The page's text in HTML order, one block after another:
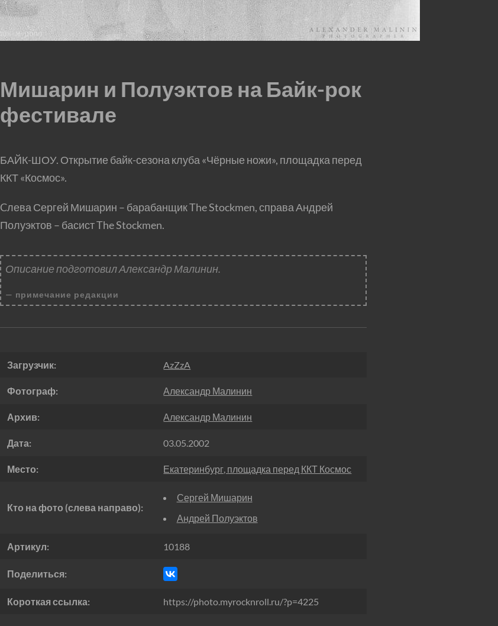
Мишарин и Полуэктов на Байк-рок
фестивале
БАЙК-ШОУ. Открытие байк-сезона клуба «Чёрные ножи», площадка перед
ККТ «Космос».
Cлева Сергей Мишарин – барабанщик The Stockmen, справа Андрей
Полуэктов – басист The Stockmen.
Описание подготовил Александр Малинин.
примечание редакции
Загрузчик: AzZzA
Фотограф: Александр Малинин
Архив: Александр Малинин
Дата: 03.05.2002
Место: Екатеринбург, площадка перед ККТ Космос
Кто на фото (слева направо):
Сергей Мишарин
Андрей Полуэктов
Артикул: 10188
Поделиться:
Короткая ссылка: https://photo.myrocknroll.ru/?p=4225